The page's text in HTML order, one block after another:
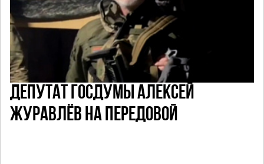
ДЕПУТАТ ГОСДУМЫ АЛЕКСЕЙ
ЖУРАВЛЁВ НА ПЕРЕДОВОЙ